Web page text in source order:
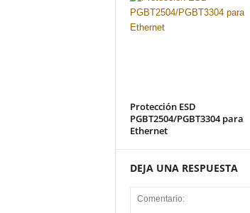
Protección ESD
PGBT2504/PGBT3304 para
Ethernet
DEJA UNA RESPUESTA